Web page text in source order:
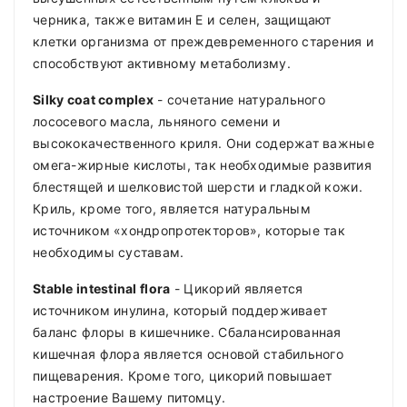
черника, также витамин Е и селен, защищают
клетки организма от преждевременного старения и
способствуют активному метаболизму.
Silky coat complex - сочетание натурального
лососевого масла, льняного семени и
высококачественного криля. Они содержат важные
омега-жирные кислоты, так необходимые развития
блестящей и шелковистой шерсти и гладкой кожи.
Криль, кроме того, является натуральным
источником «хондропротекторов», которые так
необходимы суставам.
Stable intestinal flora - Цикорий является
источником инулина, который поддерживает
баланс флоры в кишечнике. Сбалансированная
кишечная флора является основой стабильного
пищеварения. Кроме того, цикорий повышает
настроение Вашему питомцу.